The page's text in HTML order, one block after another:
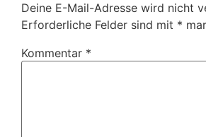
Deine E-Mail-Adresse wird nicht
Erforderliche Felder sind mit *
Kommentar *